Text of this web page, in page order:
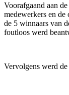
Voorafgaand aan
medewerkers en de
de 5 winnaars van
foutloos werd
Vervolgens werd